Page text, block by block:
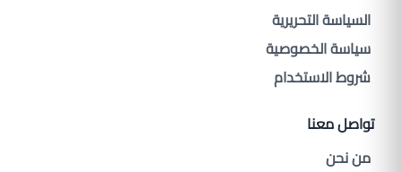
السياسة التحريرية
سياسة الخصوصية
شروط الاستخدام
تواصل معنا
من نحن